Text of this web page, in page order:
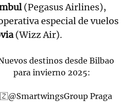
(Pegasus Airlines),
especial de vuelos
(Wizz Air).
destinos desde Bilbao
para invierno 2025:
@SmartwingsGroupPraga